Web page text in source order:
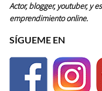
Actor, blogger, youtuber, y
emprendimiento online.
SÍGUEME EN